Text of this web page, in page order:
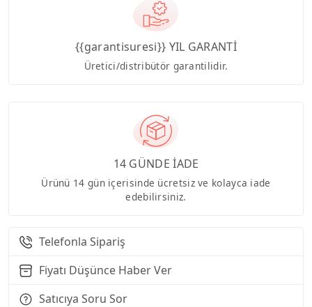
{{garantisuresi}} YIL GARANTİ
Üretici/distribütör garantilidir.
14 GÜNDE İADE
Ürünü 14 gün içerisinde ücretsiz ve kolayca iade
edebilirsiniz.
Telefonla Sipariş
Fiyatı Düşünce Haber Ver
Satıcıya Soru Sor